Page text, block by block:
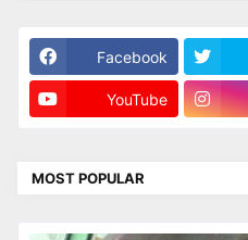
Facebook
YouTube
MOST POPULAR